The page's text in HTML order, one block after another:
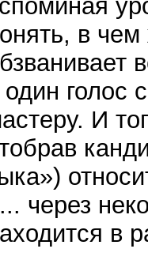
в
один голос
И
через
в